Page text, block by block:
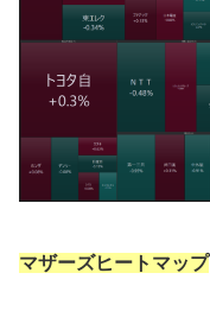
マザーズヒートマップ